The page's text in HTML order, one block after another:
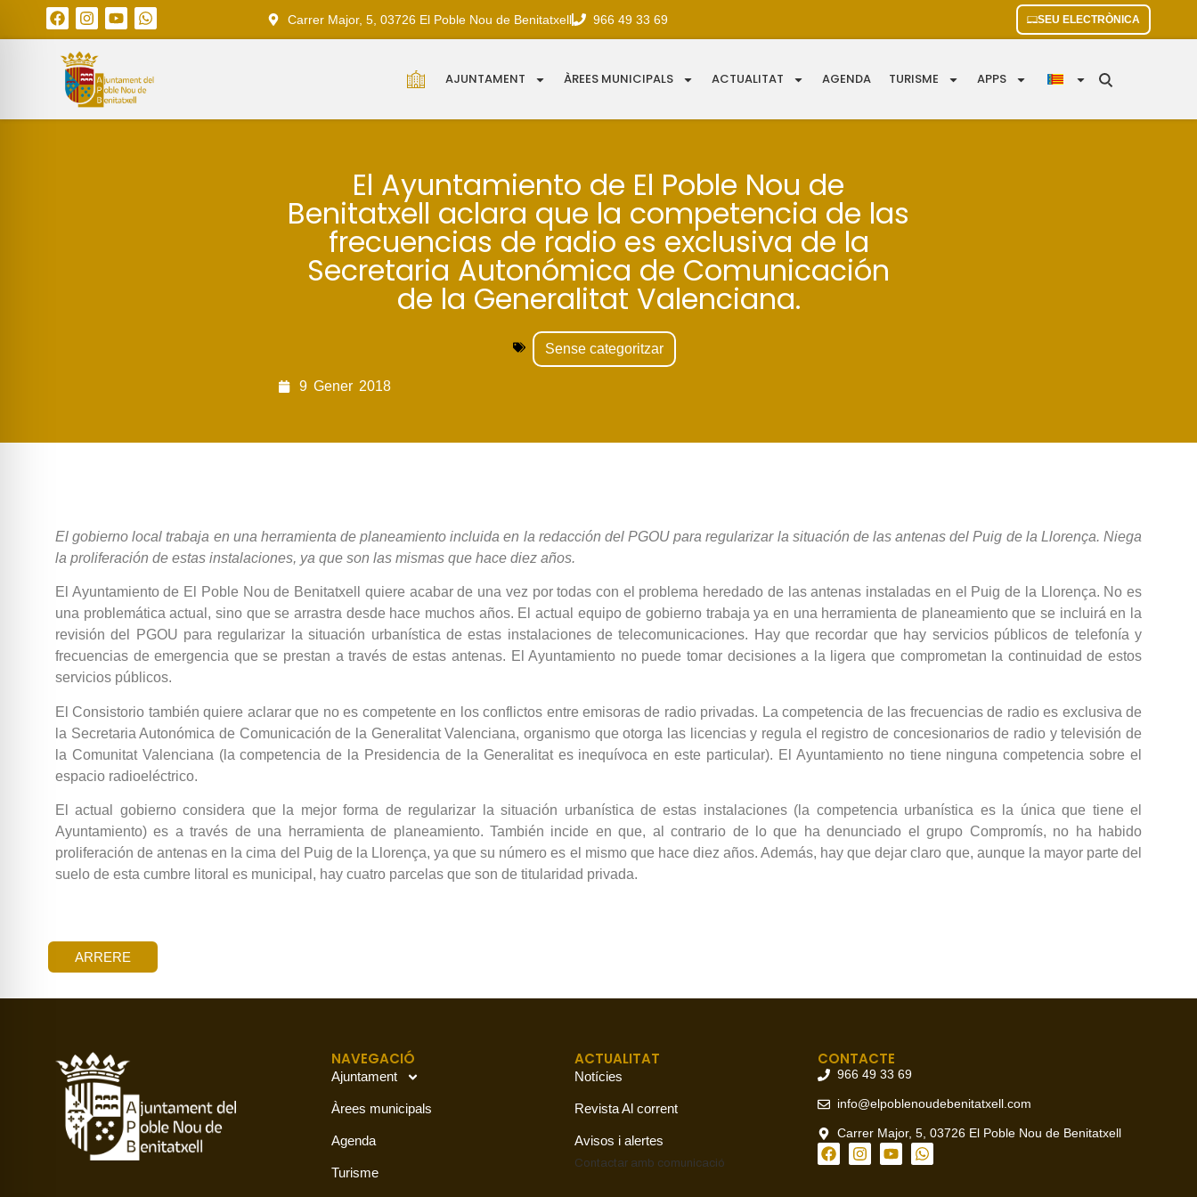
Carrer Major, 5, 03726 El Poble Nou de Benitatxell 966 49 33 69 SEU ELECTRÒNICA
AJUNTAMENT ÀREES MUNICIPALS ACTUALITAT AGENDA TURISME APPS
El Ayuntamiento de El Poble Nou de
Benitatxell aclara que la competencia de las
frecuencias de radio es exclusiva de la
Secretaria Autonómica de Comunicación
de la Generalitat Valenciana.
Sense categoritzar
9 Gener 2018
El gobierno local trabaja en una herramienta de planeamiento incluida en la redacción del PGOU para regularizar la situación de las antenas del Puig de la Llorença. Niega
la proliferación de estas instalaciones, ya que son las mismas que hace diez años.
El Ayuntamiento de El Poble Nou de Benitatxell quiere acabar de una vez por todas con el problema heredado de las antenas instaladas en el Puig de la Llorença. No es
una problemática actual, sino que se arrastra desde hace muchos años. El actual equipo de gobierno trabaja ya en una herramienta de planeamiento que se incluirá en la
revisión del PGOU para regularizar la situación urbanística de estas instalaciones de telecomunicaciones. Hay que recordar que hay servicios públicos de telefonía y
frecuencias de emergencia que se prestan a través de estas antenas. El Ayuntamiento no puede tomar decisiones a la ligera que comprometan la continuidad de estos
servicios públicos.
El Consistorio también quiere aclarar que no es competente en los conflictos entre emisoras de radio privadas. La competencia de las frecuencias de radio es exclusiva de
la Secretaria Autonómica de Comunicación de la Generalitat Valenciana, organismo que otorga las licencias y regula el registro de concesionarios de radio y televisión de
la Comunitat Valenciana (la competencia de la Presidencia de la Generalitat es inequívoca en este particular). El Ayuntamiento no tiene ninguna competencia sobre el
espacio radioeléctrico.
El actual gobierno considera que la mejor forma de regularizar la situación urbanística de estas instalaciones (la competencia urbanística es la única que tiene el
Ayuntamiento) es a través de una herramienta de planeamiento. También incide en que, al contrario de lo que ha denunciado el grupo Compromís, no ha habido
proliferación de antenas en la cima del Puig de la Llorença, ya que su número es el mismo que hace diez años. Además, hay que dejar claro que, aunque la mayor parte del
suelo de esta cumbre litoral es municipal, hay cuatro parcelas que son de titularidad privada.
ARRERE
NAVEGACIÓ
Ajuntament
Àrees municipals
Agenda
Turisme
ACTUALITAT
Notícies
Revista Al corrent
Avisos i alertes
Contactar amb comunicació
CONTACTE
966 49 33 69
info@elpoblenoudebenitatxell.com
Carrer Major, 5, 03726 El Poble Nou de Benitatxell